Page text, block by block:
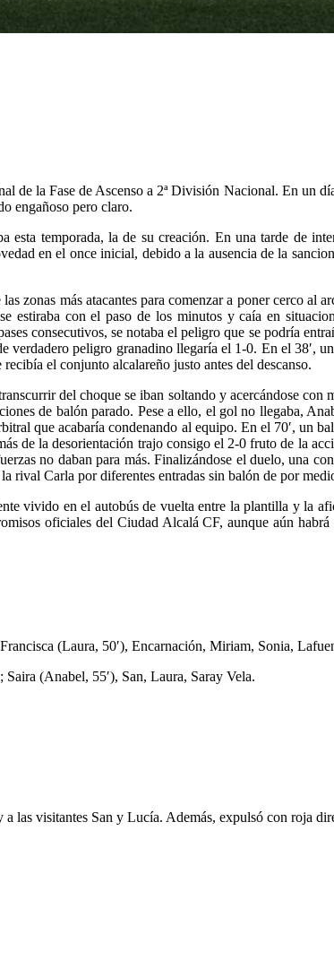
la Fase de Ascenso a 2ª División Nacional. En un
engañoso pero claro.
temporada, la de su creación. En una tarde de
en el once inicial, debido a la ausencia de la
zonas más atacantes para comenzar a poner cerco al
estiraba con el paso de los minutos y caía en
consecutivos, se notaba el peligro que se podría
peligro granadino llegaría el 1-0. En el 38′,
el conjunto alcalareño justo antes del descanso.
del choque se iban soltando y acercándose
de balón parado. Pese a ello, el gol no llegaba,
que acabaría condenando al equipo. En el 70′, un
de la desorientación trajo consigo el 2-0 fruto de la
no daban para más. Finalizándose el duelo, una
Carla por diferentes entradas sin balón de por
vivido en el autobús de vuelta entre la plantilla y la
oficiales del Ciudad Alcalá CF, aunque aún
(Laura, 50′), Encarnación, Miriam, Sonia,
(Anabel, 55′), San, Laura, Saray Vela.
las visitantes San y Lucía. Además, expulsó con roja